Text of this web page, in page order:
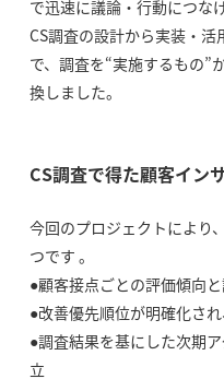
で迅速に議論・行動につな
CS調査の設計から実装・
で、調査を“実施するもの”
換しました。
CS調査で得た顧客イン
今回のプロジェクトにより
つです 。
●顧客接点ごとの評価傾向
●改善優先順位が明確化さ
●調査結果を基にした次期
立